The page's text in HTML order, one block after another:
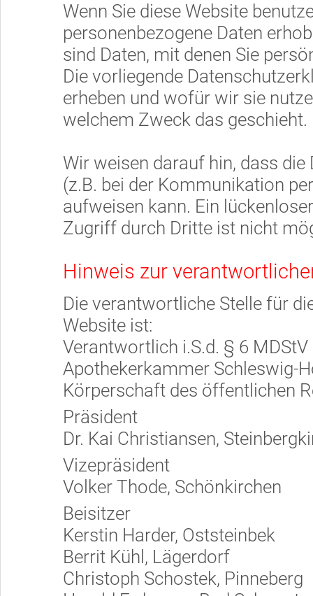
Wenn Sie diese Website
personenbezogene Daten
sind Daten, mit denen Sie
Die vorliegende
erheben und wofür wir sie
welchem Zweck das geschieht.
Wir weisen darauf hin, dass
(z.B. bei der Kommunikation
aufweisen kann. Ein
Zugriff durch Dritte ist nicht
Hinweis zur
Die verantwortliche Stelle für
Website ist:
Verantwortlich i.S.d. § 6 MDStV
Apothekerkammer Schleswig-
Körperschaft des öffentlichen
Präsident
Dr. Kai Christiansen,
Vizepräsident
Volker Thode, Schönkirchen
Beisitzer
Kerstin Harder, Oststeinbek
Berrit Kühl, Lägerdorf
Christoph Schostek, Pinneberg